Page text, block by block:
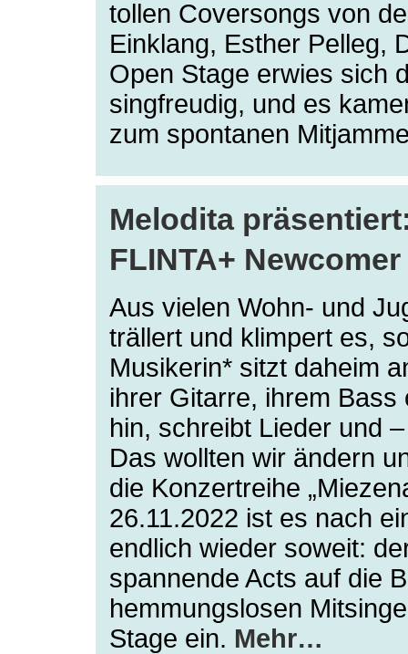
tollen Coversongs von
Einklang, Esther Pelleg,
Open Stage erwies sich
singfreudig, und es
zum spontanen
Melodita
FLINTA+
Aus vielen Wohn- und
trällert und klimpert es,
Musikerin* sitzt daheim
ihrer Gitarre, ihrem
hin, schreibt Lieder und
Das wollten wir ändern
die Konzertreihe
26.11.2022 ist es nach
endlich wieder soweit:
spannende Acts auf die
hemmungslosen
Stage ein. Mehr…